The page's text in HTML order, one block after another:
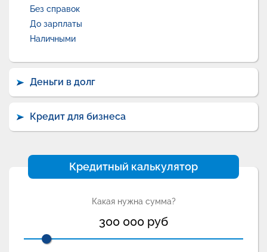
Без справок
До зарплаты
Наличными
Деньги в долг
Кредит для бизнеса
Кредитный калькулятор
Какая нужна сумма?
300 000 руб